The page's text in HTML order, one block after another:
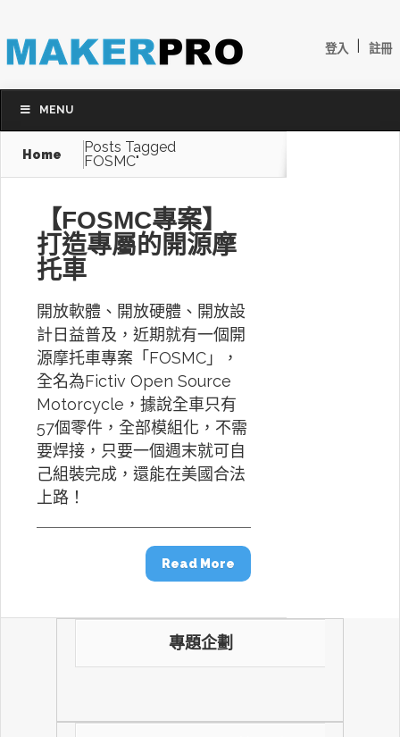
登入 註冊
MENU
Home
Posts Tagged
FOSMC"
【FOSMC專案】
打造專屬的開源摩
托車
開放軟體、開放硬體、開放設
計日益普及，近期就有一個開
源摩托車專案「FOSMC」，
全名為Fictiv Open Source
Motorcycle，據說全車只有
57個零件，全部模組化，不需
要焊接，只要一個週末就可自
己組裝完成，還能在美國合法
上路！
Read More
專題企劃